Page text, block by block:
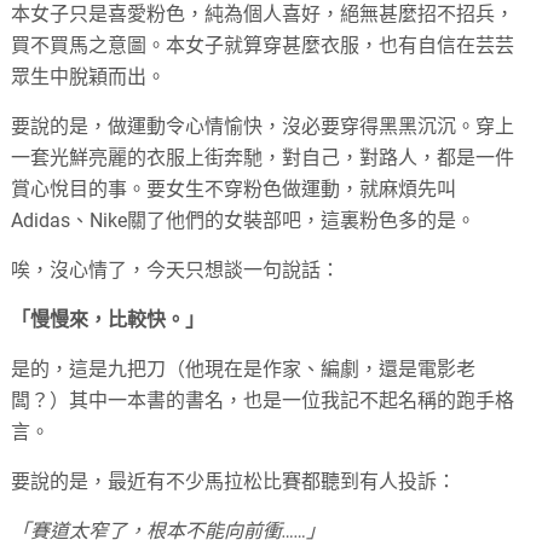
本女子只是喜愛粉色，純為個人喜好，絕無甚麼招不招兵，
買不買馬之意圖。本女子就算穿甚麼衣服，也有自信在芸芸
眾生中脫穎而出。
要說的是，做運動令心情愉快，沒必要穿得黑黑沉沉。穿上
一套光鮮亮麗的衣服上街奔馳，對自己，對路人，都是一件
賞心悅目的事。要女生不穿粉色做運動，就麻煩先叫
Adidas、Nike關了他們的女裝部吧，這裏粉色多的是。
唉，沒心情了，今天只想談一句說話：
「慢慢來，比較快。」
是的，這是九把刀（他現在是作家、編劇，還是電影老
闆？）其中一本書的書名，也是一位我記不起名稱的跑手格
言。
要說的是，最近有不少馬拉松比賽都聽到有人投訴：
「賽道太窄了，根本不能向前衝……」